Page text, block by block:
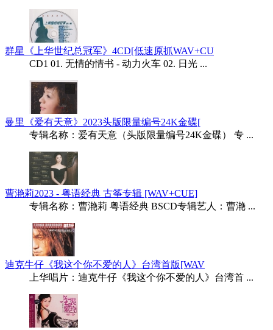
群星《上华世纪总冠军》4CD[低速原抓WAV+CU
CD1 01. 无情的情书 - 动力火车 02. 日光 ...
曼里《爱有天意》2023头版限量编号24K金碟[
专辑名称：爱有天意（头版限量编号24K金碟） 专 ...
曹滟莉2023 - 粤语经典 古筝专辑 [WAV+CUE]
专辑名称：曹滟莉 粤语经典 BSCD专辑艺人：曹滟 ...
迪克牛仔《我这个你不爱的人》台湾首版[WAV
上华唱片：迪克牛仔《我这个你不爱的人》台湾首 ...